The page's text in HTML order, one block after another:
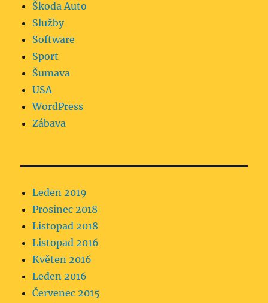
Škoda Auto
Služby
Software
Sport
Šumava
USA
WordPress
Zábava
Leden 2019
Prosinec 2018
Listopad 2018
Listopad 2016
Květen 2016
Leden 2016
Červenec 2015